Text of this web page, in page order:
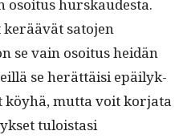
osoi­tus hurskaud­es­ta.
sato­jen
se vain osoi­tus hei­dän
se herät­täisi epäi­lyk­
köy­hä, mut­ta voit kor­ja­ta
tulois­tasi